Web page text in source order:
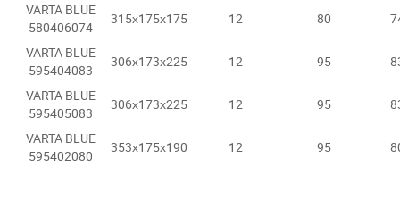
VARTA BLUE
580406074
315х175х175 12 80
VARTA BLUE
595404083
306х173х225 12 95
VARTA BLUE
595405083
306х173х225 12 95
VARTA BLUE
595402080
353х175х190 12 95